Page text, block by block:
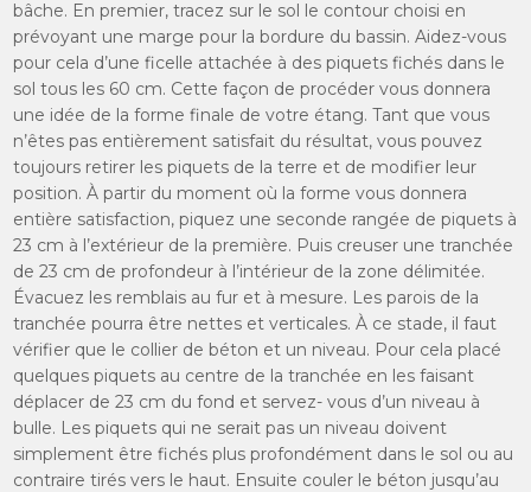
bâche. En premier, tracez sur le sol le contour choisi en
prévoyant une marge pour la bordure du bassin. Aidez-vous
pour cela d’une ficelle attachée à des piquets fichés dans le
sol tous les 60 cm. Cette façon de procéder vous donnera
une idée de la forme finale de votre étang. Tant que vous
n’êtes pas entièrement satisfait du résultat, vous pouvez
toujours retirer les piquets de la terre et de modifier leur
position. À partir du moment où la forme vous donnera
entière satisfaction, piquez une seconde rangée de piquets à
23 cm à l’extérieur de la première. Puis creuser une tranchée
de 23 cm de profondeur à l’intérieur de la zone délimitée.
Évacuez les remblais au fur et à mesure. Les parois de la
tranchée pourra être nettes et verticales. À ce stade, il faut
vérifier que le collier de béton et un niveau. Pour cela placé
quelques piquets au centre de la tranchée en les faisant
déplacer de 23 cm du fond et servez- vous d’un niveau à
bulle. Les piquets qui ne serait pas un niveau doivent
simplement être fichés plus profondément dans le sol ou au
contraire tirés vers le haut. Ensuite couler le béton jusqu’au